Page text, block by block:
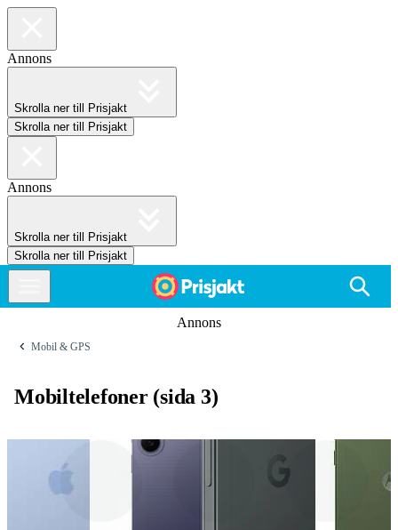
Annons
Skrolla ner till Prisjakt
Skrolla ner till Prisjakt
Annons
Skrolla ner till Prisjakt
Skrolla ner till Prisjakt
Annons
Mobil & GPS
Mobiltelefoner (sida 3)